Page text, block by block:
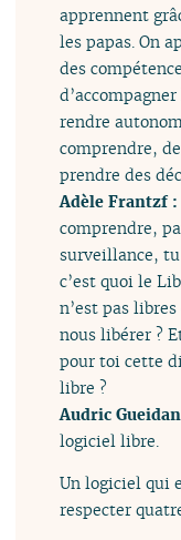
apprennent
les papas. On
des
rendre
comprendre,
prendre des
Adèle Frantzf
comprendre,
surveillance,
c’est quoi le
n’est pas
nous libérer ?
pour toi cette
libre ?
Audric
logiciel libre.
Un logiciel qui
respecter